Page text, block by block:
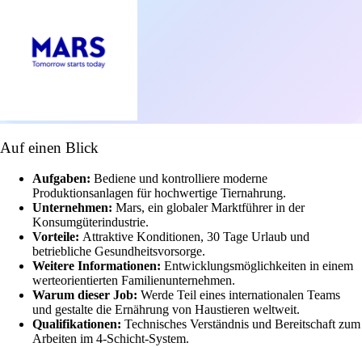
Auf einen Blick
Aufgaben: Bediene und kontrolliere moderne
Produktionsanlagen für hochwertige Tiernahrung.
Unternehmen: Mars, ein globaler Marktführer in der
Konsumgüterindustrie.
Vorteile: Attraktive Konditionen, 30 Tage Urlaub und
betriebliche Gesundheitsvorsorge.
Weitere Informationen: Entwicklungsmöglichkeiten in einem
werteorientierten Familienunternehmen.
Warum dieser Job: Werde Teil eines internationalen Teams
und gestalte die Ernährung von Haustieren weltweit.
Qualifikationen: Technisches Verständnis und Bereitschaft zum
Arbeiten im 4-Schicht-System.